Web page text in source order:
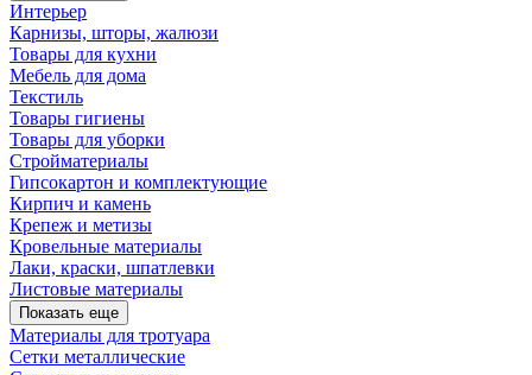
Интерьер
Карнизы, шторы, жалюзи
Товары для кухни
Мебель для дома
Текстиль
Товары гигиены
Товары для уборки
Стройматериалы
Гипсокартон и комплектующие
Кирпич и камень
Крепеж и метизы
Кровельные материалы
Лаки, краски, шпатлевки
Листовые материалы
Показать еще
Материалы для тротуара
Сетки металлические